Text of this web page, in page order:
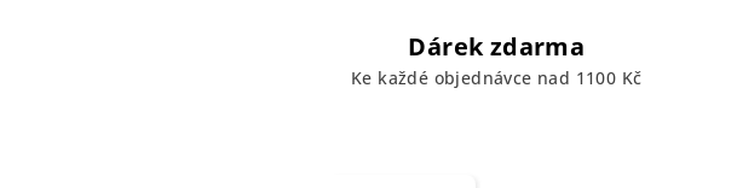
Dárek zdarma
Ke každé objednávce nad 1100 Kč